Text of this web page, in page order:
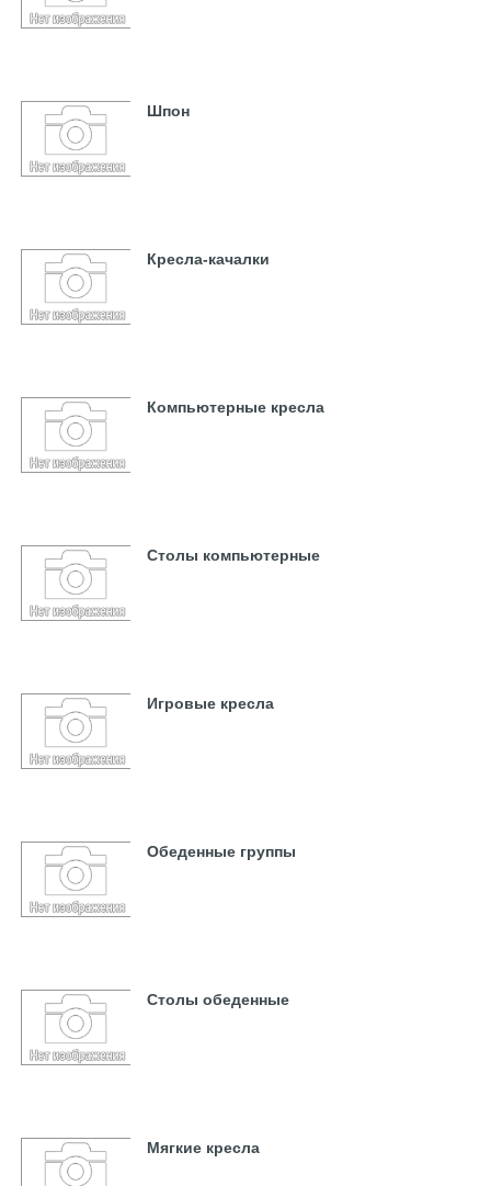
Шпон
Кресла-качалки
Компьютерные кресла
Столы компьютерные
Игровые кресла
Обеденные группы
Столы обеденные
Мягкие кресла